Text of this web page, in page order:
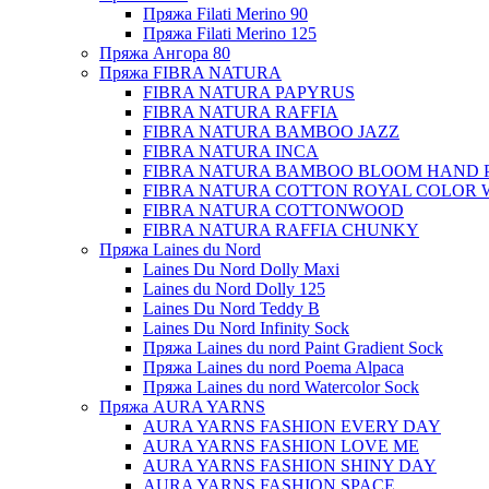
Пряжа Filati Merino 90
Пряжа Filati Merino 125
Пряжа Ангора 80
Пряжа FIBRA NATURA
FIBRA NATURA PAPYRUS
FIBRA NATURA RAFFIA
FIBRA NATURA BAMBOO JAZZ
FIBRA NATURA INCA
FIBRA NATURA BAMBOO BLOOM HAND
FIBRA NATURA COTTON ROYAL COLOR
FIBRA NATURA COTTONWOOD
FIBRA NATURA RAFFIA CHUNKY
Пряжа Laines du Nord
Laines Du Nord Dolly Maxi
Laines du Nord Dolly 125
Laines Du Nord Teddy B
Laines Du Nord Infinity Sock
Пряжа Laines du nord Paint Gradient Sock
Пряжа Laines du nord Poema Alpaca
Пряжа Laines du nord Watercolor Sock
Пряжа AURA YARNS
AURA YARNS FASHION EVERY DAY
AURA YARNS FASHION LOVE ME
AURA YARNS FASHION SHINY DAY
AURA YARNS FASHION SPACE